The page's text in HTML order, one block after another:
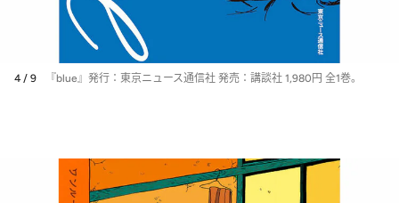
4 / 9 『blue』発行：東京ニュース通信社 発売：講談社 1,980円 全1巻。